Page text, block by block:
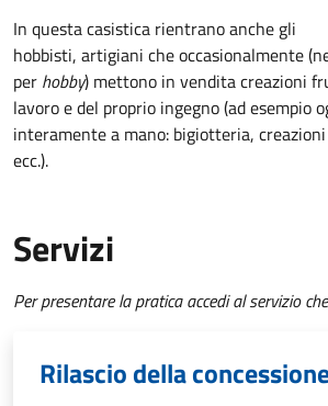
In questa casistica rientrano anche gli
hobbisti, artigiani che occasionalmente
per hobby) mettono in vendita creazioni
lavoro e del proprio ingegno (ad esempio
interamente a mano: bigiotteria,
ecc.).
Servizi
Per presentare la pratica accedi al servizio
Rilascio della